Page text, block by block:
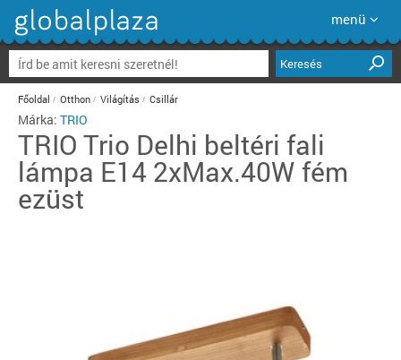
menü
Keresés
Főoldal Otthon Világítás Csillár
Márka: TRIO
TRIO Trio Delhi beltéri fali
lámpa E14 2xMax.40W fém
ezüst